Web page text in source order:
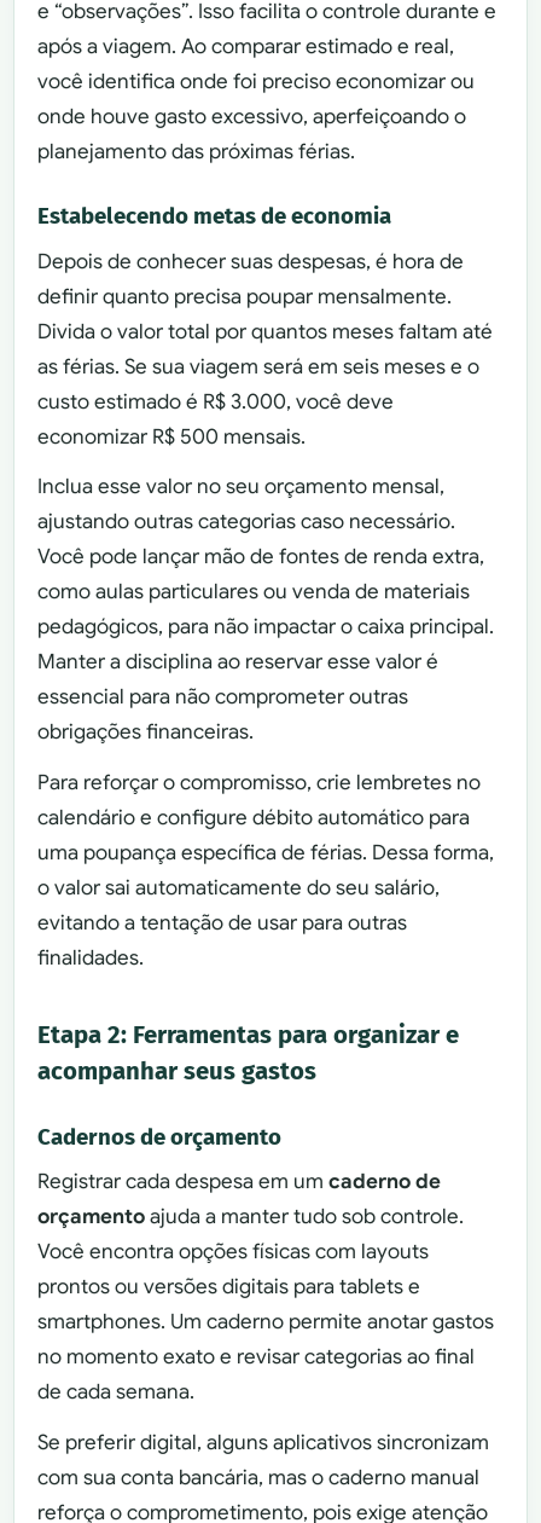
e “observações”. Isso facilita o controle durante e
após a viagem. Ao comparar estimado e real,
você identifica onde foi preciso economizar ou
onde houve gasto excessivo, aperfeiçoando o
planejamento das próximas férias.
Estabelecendo metas de economia
Depois de conhecer suas despesas, é hora de
definir quanto precisa poupar mensalmente.
Divida o valor total por quantos meses faltam até
as férias. Se sua viagem será em seis meses e o
custo estimado é R$ 3.000, você deve
economizar R$ 500 mensais.
Inclua esse valor no seu orçamento mensal,
ajustando outras categorias caso necessário.
Você pode lançar mão de fontes de renda extra,
como aulas particulares ou venda de materiais
pedagógicos, para não impactar o caixa principal.
Manter a disciplina ao reservar esse valor é
essencial para não comprometer outras
obrigações financeiras.
Para reforçar o compromisso, crie lembretes no
calendário e configure débito automático para
uma poupança específica de férias. Dessa forma,
o valor sai automaticamente do seu salário,
evitando a tentação de usar para outras
finalidades.
Etapa 2: Ferramentas para organizar e
acompanhar seus gastos
Cadernos de orçamento
Registrar cada despesa em umcaderno de
orçamentoajuda a manter tudo sob controle.
Você encontra opções físicas com layouts
prontos ou versões digitais para tablets e
smartphones. Um caderno permite anotar gastos
no momento exato e revisar categorias ao final
de cada semana.
Se preferir digital, alguns aplicativos sincronizam
com sua conta bancária, mas o caderno manual
reforça o comprometimento, pois exige atenção